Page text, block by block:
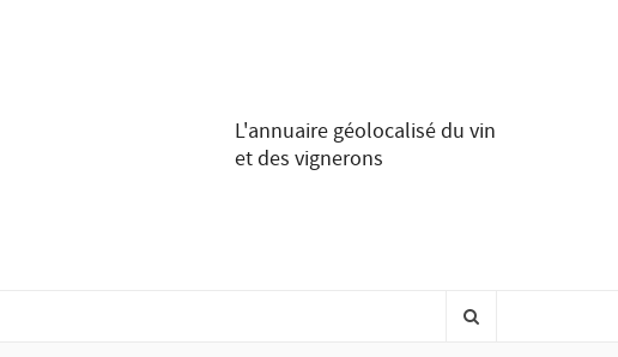
L'annuaire géolocalisé du vin
et des vignerons